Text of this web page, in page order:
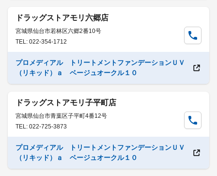
ドラッグストアモリ六郷店
宮城県仙台市若林区六郷2番10号
TEL: 022-354-1712
プロメディアル トリートメントファンデーションＵＶ
（リキッド）ａ ベージュオークル１０
ドラッグストアモリ子平町店
宮城県仙台市青葉区子平町4番12号
TEL: 022-725-3873
プロメディアル トリートメントファンデーションＵＶ
（リキッド）ａ ベージュオークル１０